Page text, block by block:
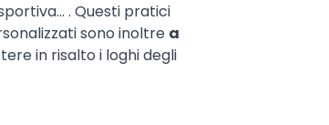
. Questi pratici
sono inoltre a
in risalto i loghi degli